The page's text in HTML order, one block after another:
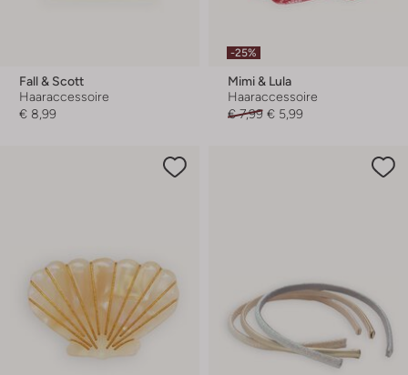
Fall & Scott
Haaraccessoire
€ 8,99
-25%
Mimi & Lula
Haaraccessoire
€ 7,99 € 5,99